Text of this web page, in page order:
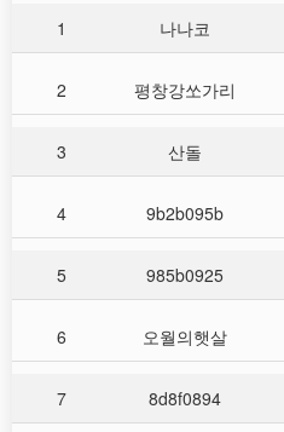
1 나나코
2 평창강쏘가리
3 산돌
4 9b2b095b
5 985b0925
6 오월의햇살
7 8d8f0894